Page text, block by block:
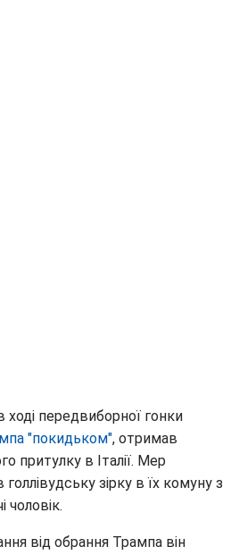
ході передвиборної гонки
"покидьком", отримав
притулку в Італії. Мер
зірку в їх комуну з
чоловік.
від обрання Трампа він